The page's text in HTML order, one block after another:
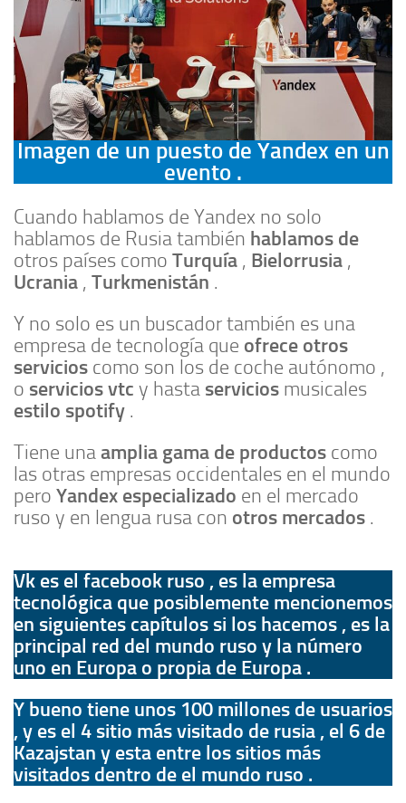
Imagen de un puesto de Yandex en un
evento .
Cuando hablamos de Yandex no solo
hablamos de Rusia también hablamos de
otros países como Turquía , Bielorrusia ,
Ucrania , Turkmenistán .
Y no solo es un buscador también es una
empresa de tecnología que ofrece otros
servicios como son los de coche autónomo ,
o servicios vtc y hasta servicios musicales
estilo spotify .
Tiene unaamplia gama de productos como
las otras empresas occidentales en el mundo
pero Yandex especializado en el mercado
ruso y en lengua rusa con otros mercados .
Vk es el facebook ruso , es la empresa
tecnológica que posiblemente mencionemos
en siguientes capítulos si los hacemos , es la
principal red del mundo ruso y la número
uno en Europa o propia de Europa .
Y bueno tiene unos 100 millones de usuarios
, y es el 4 sitio más visitado de rusia , el 6 de
Kazajstan y esta entre los sitios más
visitados dentro de el mundo ruso .